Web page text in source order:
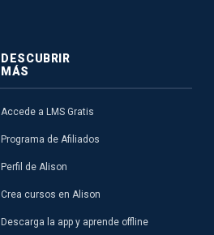
DESCUBRIR
MÁS
Accede a LMS Gratis
Programa de Afiliados
Perfil de Alison
Crea cursos en Alison
Descarga la app y aprende offline